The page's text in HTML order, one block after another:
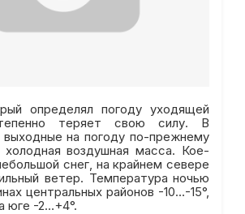
определял погоду уходящей
теряет свою силу. В
на погоду по-прежнему
холодная воздушная масса. Кое-
снег, на крайнем севере
ветер. Температура ночью
центральных районов -10…-15°,
юге -2…+4°.